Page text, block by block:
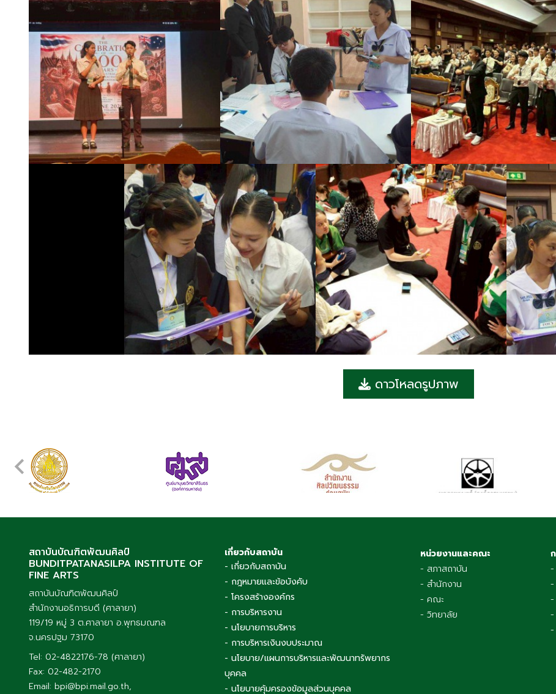
ดาวโหลดรูปภาพ
สถาบันบัณฑิตพัฒนศิลป์
BUNDITPATANASILPA INSTITUTE OF
FINE ARTS
สถาบันบัณฑิตพัฒนศิลป์
สำนักงานอธิการบดี (ศาลายา)
119/19 หมู่ 3 ต.ศาลายา อ.พุทธมณฑล
จ.นครปฐม 73170
Tel: 02-4822176-78 (ศาลายา)
เกี่ยวกับสถาบัน
- กฎหมายและข้อบังคับ
บุคคล